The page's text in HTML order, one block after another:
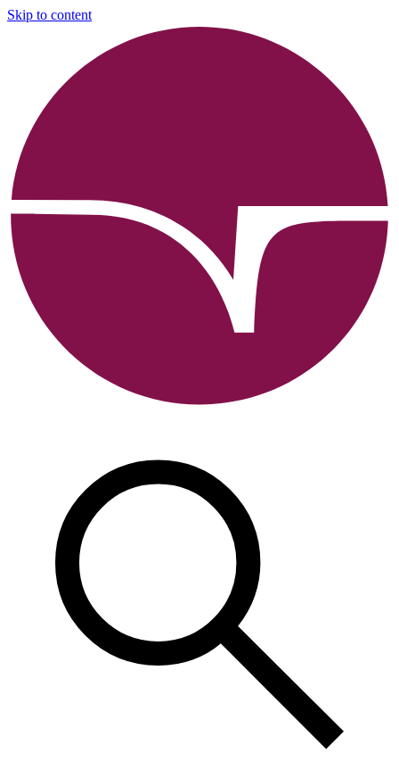
Skip to content